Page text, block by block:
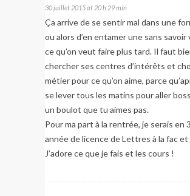
30 juillet 2015 at 20 h 29 min
Ça arrive de se sentir mal dans une
ou alors d’en entamer une sans savoir
ce qu’on veut faire plus tard. Il faut
chercher ses centres d’intérêts et
métier pour ce qu’on aime, parce
se lever tous les matins pour aller
un boulot que tu aimes pas.
Pour ma part à la rentrée, je serais en
année de licence de Lettres à la fac et
J’adore ce que je fais et les cours !